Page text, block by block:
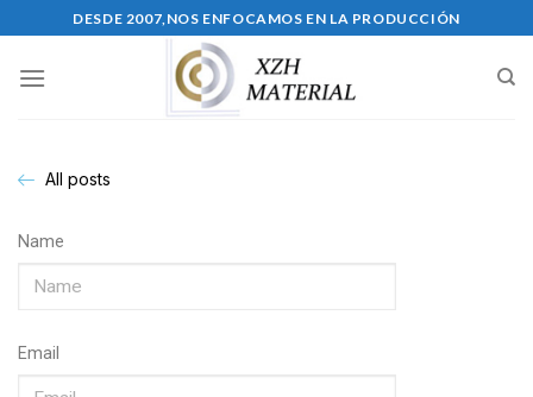
DESDE 2007,NOS ENFOCAMOS EN LA PRODUCCIÓN
All posts
Name
Email